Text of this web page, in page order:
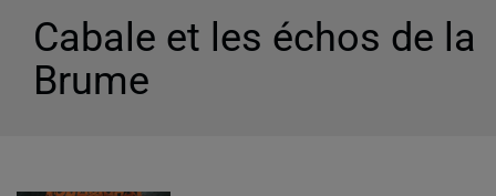
Cabale et les échos de la
Brume